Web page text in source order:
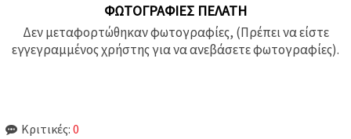
ΦΩΤΟΓΡΑΦΊΕΣ ΠΕΛΆΤΗ
Δεν μεταφορτώθηκαν φωτογραφίες, (Πρέπει να είστε
εγγεγραμμένος χρήστης για να ανεβάσετε φωτογραφίες).
Κριτικές: 0